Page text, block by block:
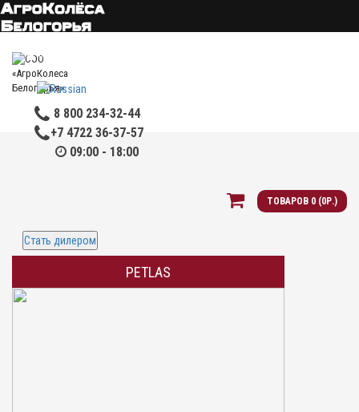
Мой аккаунт
8 800 234-32-44
+7 4722 36-37-57
09:00 - 18:00
ТОВАРОВ 0 (0Р.)
Стать дилером
PETLAS